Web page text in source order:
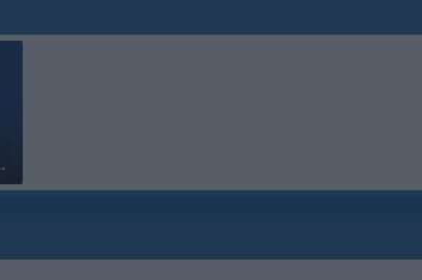
12 aug